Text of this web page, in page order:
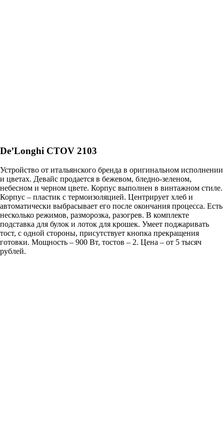
De’Longhi CTOV 2103
Устройство от итальянского бренда в оригинальном исполнении
и цветах. Девайс продается в бежевом, бледно-зеленом,
небесном и черном цвете. Корпус выполнен в винтажном стиле.
Корпус – пластик с термоизоляцией. Центрирует хлеб и
автоматически выбрасывает его после окончания процесса. Есть
несколько режимов, разморозка, разогрев. В комплекте
подставка для булок и лоток для крошек. Умеет поджаривать
тост, с одной стороны, присутствует кнопка прекращения
готовки. Мощность – 900 Вт, тостов – 2. Цена – от 5 тысяч
рублей.